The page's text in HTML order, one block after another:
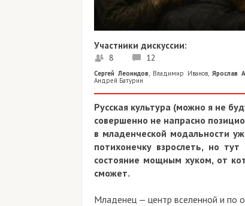
Участники дискуссии:
8 12
Сергей Леонидов, Владимир Иванов,Ярослав
Андрей Батурин
Русская культура (можно я не
совершенно не напрасно
в младенческой модальности
потихонечку взрослеть, но
состояние мощным хуком, от
сможет.
Младенец — центр вселенной и по